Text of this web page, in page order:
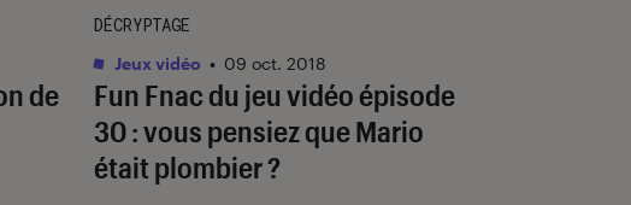
de
Fun Fnac du jeu vidéo épisode
30 : vous pensiez que Mario
était plombier ?
DÉCRYPTAGE
Jeux vidéo • 09 oct. 2018